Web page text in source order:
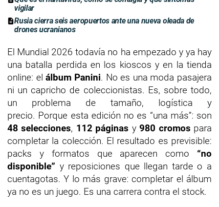
vigilar
Rusia cierra seis aeropuertos ante una nueva oleada de
drones ucranianos
El Mundial 2026 todavía no ha empezado y ya hay
una batalla perdida en los kioscos y en la tienda
online: elálbum Panini. No es una moda pasajera
ni un capricho de coleccionistas. Es, sobre todo,
un problema de tamaño, logística y
precio. Porque esta edición no es “una más”: son
48 selecciones, 112 páginas y980 cromos para
completar la colección. El resultado es previsible:
packs y formatos que aparecen como “no
disponible” y reposiciones que llegan tarde o a
cuentagotas. Y lo más grave: completar el álbum
ya no es un juego. Es una carrera contra el stock.